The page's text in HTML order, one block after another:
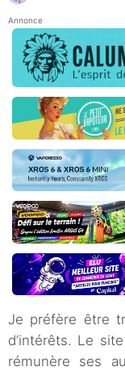
Annonce
Je préfère être
d’intérêts. Le
rémunère ses